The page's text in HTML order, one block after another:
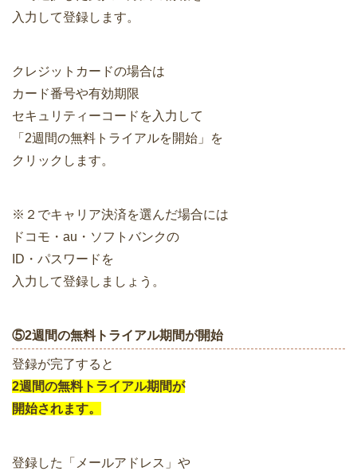
入力して登録します。
クレジットカードの場合は
カード番号や有効期限
セキュリティーコードを入力して
「2週間の無料トライアルを開始」を
クリックします。
※２でキャリア決済を選んだ場合には
ドコモ・au・ソフトバンクの
ID・パスワードを
入力して登録しましょう。
⑤2週間の無料トライアル期間が開始
登録が完了すると
2週間の無料トライアル期間が
開始されます。
登録した「メールアドレス」や